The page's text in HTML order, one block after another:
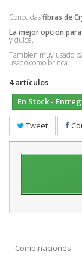
Conocidasfibras de
La mejor opcion
y dulce.
Tambien muy usado
usado como brinca.
4 artículos
En Stock -
Tweet
Combinaciones